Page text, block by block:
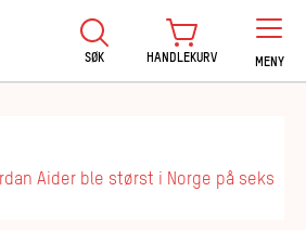
SØK HANDLEKURV MENY
Aider ble størst i Norge på seks